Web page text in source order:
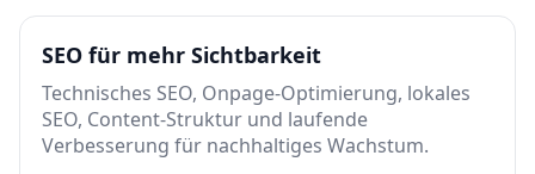
SEO für mehr Sichtbarkeit
Technisches SEO, Onpage-Optimierung, lokales
SEO, Content-Struktur und laufende
Verbesserung für nachhaltiges Wachstum.